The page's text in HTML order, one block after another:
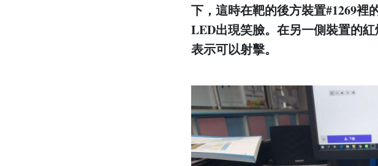
下，這時在靶的後方裝置#1269
LED出現笑臉。在另一側裝置的
表示可以射擊。